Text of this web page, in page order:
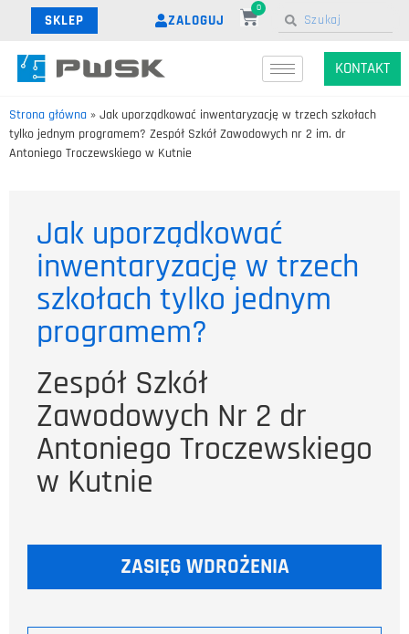
SKLEP ZALOGUJ
0
KONTAKT
Strona główna » Jak uporządkować inwentaryzację w trzech szkołach
tylko jednym programem? Zespół Szkół Zawodowych nr 2 im. dr
Antoniego Troczewskiego w Kutnie
Jak uporządkować
inwentaryzację w trzech
szkołach tylko jednym
programem?
Zespół Szkół
Zawodowych Nr 2 dr
Antoniego Troczewskiego
w Kutnie
ZASIĘG WDROŻENIA